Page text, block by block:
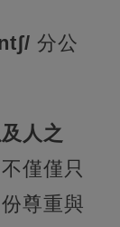
分公
人之
僅僅只
尊重與